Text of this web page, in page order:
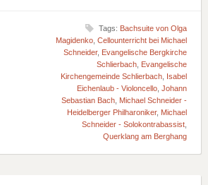
Tags: Bachsuite von Olga
Magidenko Cellounterricht bei Michael
Schneider, Evangelische Bergkirche
Schlierbach Evangelische
Kirchengemeinde Schlierbach Isabel
Eichenlaub - Violoncello Johann
Sebastian Bach Michael Schneider -
Heidelberger Philharoniker, Michael
Schneider - Solokontrabassist
Querklang am Berghang